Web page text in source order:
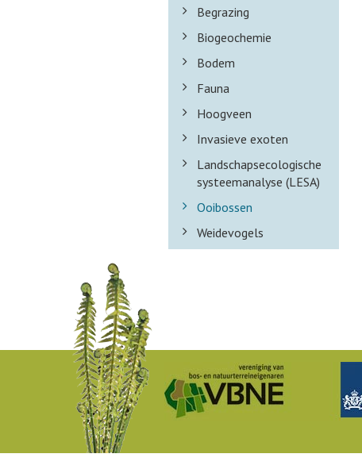
Begrazing
Biogeochemie
Bodem
Fauna
Hoogveen
Invasieve exoten
Landschapsecologische
systeemanalyse (LESA)
Ooibossen
Weidevogels